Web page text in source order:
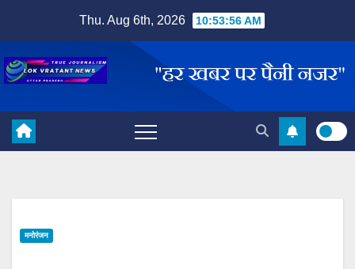
content
Thu. Aug 6th, 2026 10:53:57 AM
मनोरंजन